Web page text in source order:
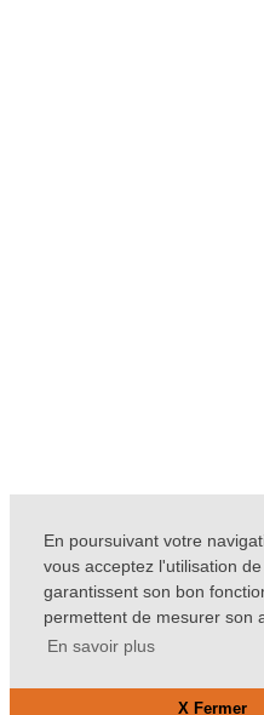
En poursuivant votre
vous acceptez l'utilisation
garantissent son bon
permettent de mesurer son
En savoir plus
X Fermer